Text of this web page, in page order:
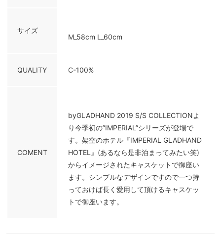
サイズ
M_58cm L_60cm
QUALITY C-100%
COMENT
byGLADHAND 2019 S/S COLLECTIONよ
り今季初の”IMPERIAL”シリーズが登場で
す。架空のホテル『IMPERIAL GLADHAND
HOTEL』(あるなら是非泊まってみたい笑)
からイメージされたキャスケットで御座い
ます。シンプルなデザインですので一つ持
っておけば長く愛用して頂けるキャスケッ
トで御座います。